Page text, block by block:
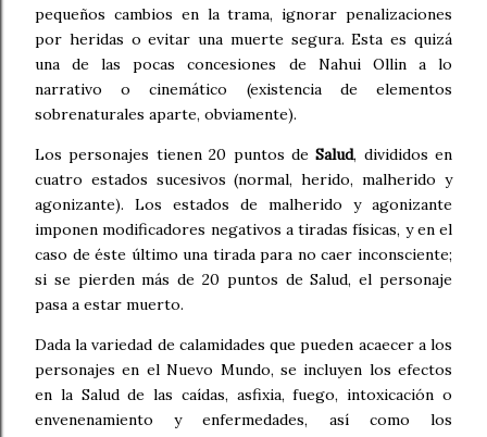
pequeños cambios en la trama, ignorar penalizaciones
por heridas o evitar una muerte segura. Esta es quizá
una de las pocas concesiones de Nahui Ollin a lo
narrativo o cinemático (existencia de elementos
sobrenaturales aparte, obviamente).
Los personajes tienen 20 puntos deSalud, divididos en
cuatro estados sucesivos (normal, herido, malherido y
agonizante). Los estados de malherido y agonizante
imponen modificadores negativos a tiradas físicas, y en el
caso de éste último una tirada para no caer inconsciente;
si se pierden más de 20 puntos de Salud, el personaje
pasa a estar muerto.
Dada la variedad de calamidades que pueden acaecer a los
personajes en el Nuevo Mundo, se incluyen los efectos
en la Salud de las caídas, asfixia, fuego, intoxicación o
envenenamiento y enfermedades, así como los